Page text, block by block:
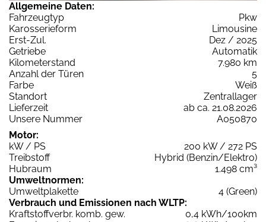
Allgemeine Daten:
Fahrzeugtyp
Pkw
Karosserieform
Limousine
Erst-Zul.
Dez / 2025
Getriebe
Automatik
Kilometerstand
7.980 km
Anzahl der Türen
5
Farbe
Weiß
Standort
Zentrallager
Lieferzeit
ab ca. 21.08.2026
Unsere Nummer
A050870
Motor:
kW / PS
200 kW / 272 PS
Treibstoff
Hybrid (Benzin/Elektro)
Hubraum
1.498 cm³
Umweltnormen:
Umweltplakette
4 (Green)
Verbrauch und Emissionen nach WLTP:
Kraftstoffverbr. komb. gew.
0,4 kWh/100km